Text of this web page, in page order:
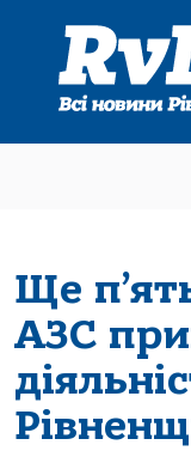
Ще
АЗС